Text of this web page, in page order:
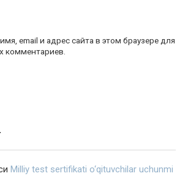
email и адрес сайта в этом браузере для
комментариев.
Milliy test sertifikati o‘qituvchilar uchunmi